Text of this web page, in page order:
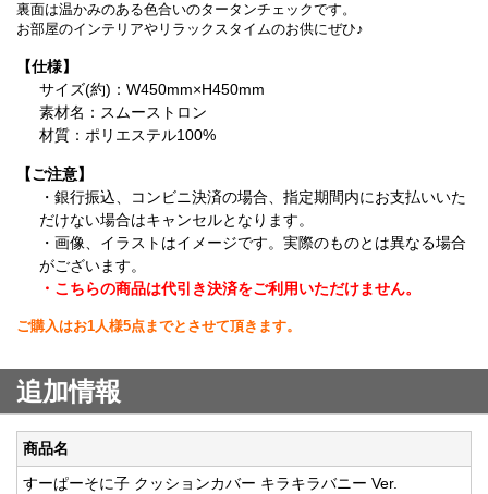
裏面は温かみのある色合いのタータンチェックです。
お部屋のインテリアやリラックスタイムのお供にぜひ♪
【仕様】
サイズ(約)：W450mm×H450mm
素材名：スムーストロン
材質：ポリエステル100%
【ご注意】
・銀行振込、コンビニ決済の場合、指定期間内にお支払いいた
だけない場合はキャンセルとなります。
・画像、イラストはイメージです。実際のものとは異なる場合
がございます。
・こちらの商品は代引き決済をご利用いただけません。
ご購入はお1人様5点までとさせて頂きます。
追加情報
商品名
すーぱーそに子 クッションカバー キラキラバニー Ver.